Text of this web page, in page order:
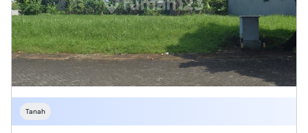
Tanah